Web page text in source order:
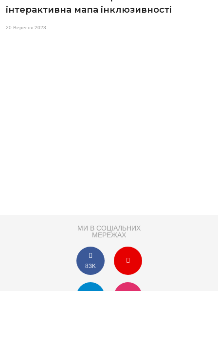
інтерактивна мапа інклюзивності
20 Вересня 2023
МИ В СОЦІАЛЬНИХ
МЕРЕЖАХ
83K